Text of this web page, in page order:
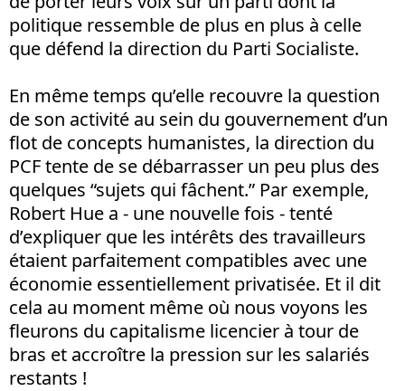
politique ressemble de plus en plus à celle
que défend la direction du Parti Socialiste.
En même temps qu’elle recouvre la question
de son activité au sein du gouvernement d’un
flot de concepts humanistes, la direction du
PCF tente de se débarrasser un peu plus des
quelques “sujets qui fâchent.” Par exemple,
Robert Hue a - une nouvelle fois - tenté
d’expliquer que les intérêts des travailleurs
étaient parfaitement compatibles avec une
économie essentiellement privatisée. Et il dit
cela au moment même où nous voyons les
fleurons du capitalisme licencier à tour de
bras et accroître la pression sur les salariés
restants !